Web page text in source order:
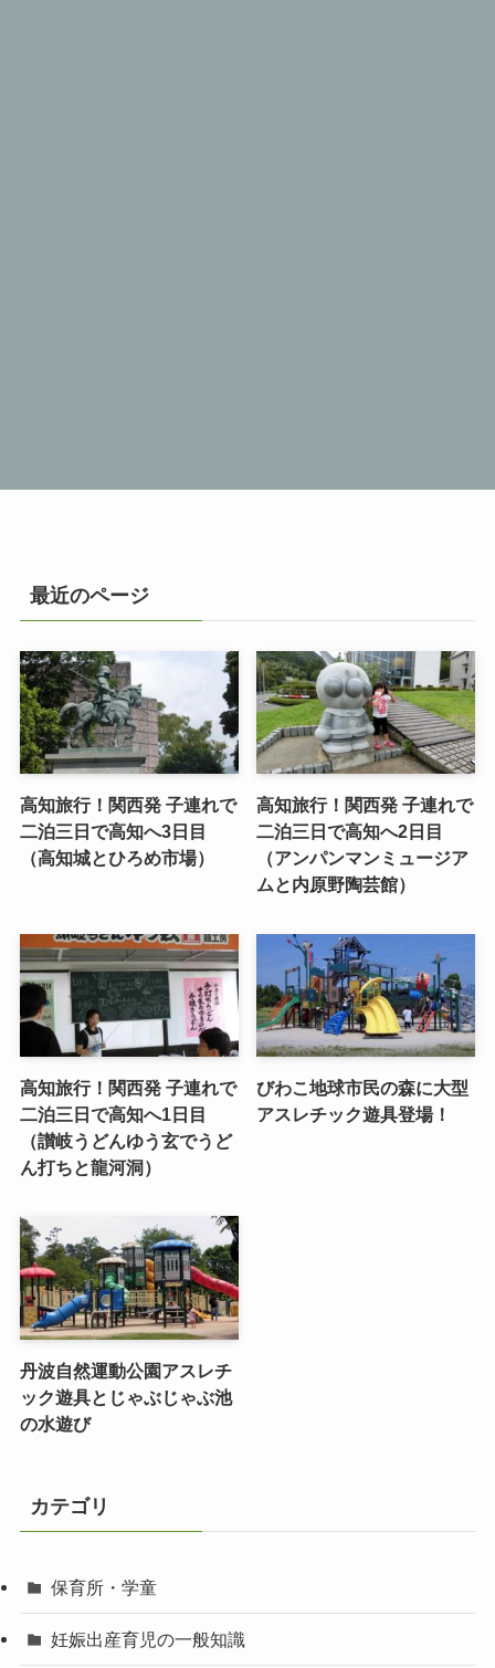
最近のページ
高知旅行！関西発 子連れで
二泊三日で高知へ3日目
（高知城とひろめ市場）
高知旅行！関西発 子連れで
二泊三日で高知へ2日目
（アンパンマンミュージア
ムと内原野陶芸館）
高知旅行！関西発 子連れで
二泊三日で高知へ1日目
（讃岐うどんゆう玄でうど
ん打ちと龍河洞）
びわこ地球市民の森に大型
アスレチック遊具登場！
丹波自然運動公園アスレチ
ック遊具とじゃぶじゃぶ池
の水遊び
カテゴリ
保育所・学童
妊娠出産育児の一般知識